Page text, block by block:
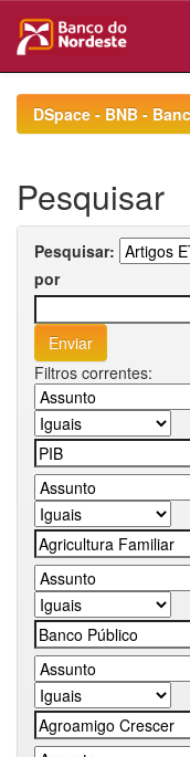
navigationDSpace - BNB -
Pesquisar
Pesquisar:
por
Filtros correntes: